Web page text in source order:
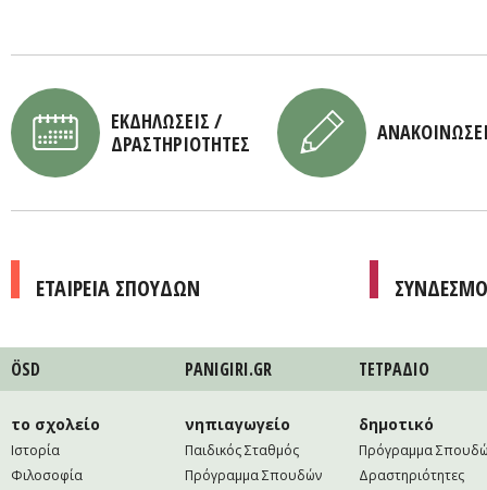
ΕΚΔΗΛΩΣΕΙΣ /
ΔΡΑΣΤΗΡΙΟΤΗΤΕΣ
ΕΤΑΙΡΕΙΑ ΣΠΟΥΔΩΝ
ÖSD PANIGIRI.GR ΤΕΤΡAΔΙΟ
το σχολείο
Ιστορία
Φιλοσοφία
νηπιαγωγείο
Παιδικός Σταθμός
Πρόγραμμα Σπουδών
δημοτικό
Πρόγραμμα
Δραστηριότητες